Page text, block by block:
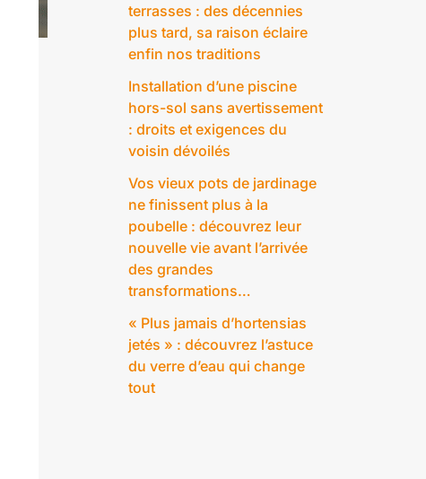
terrasses : des décennies
plus tard, sa raison éclaire
enfin nos traditions
Installation d’une piscine
hors-sol sans avertissement
: droits et exigences du
voisin dévoilés
Vos vieux pots de jardinage
ne finissent plus à la
poubelle : découvrez leur
nouvelle vie avant l’arrivée
des grandes
transformations…
« Plus jamais d’hortensias
jetés » : découvrez l’astuce
du verre d’eau qui change
tout